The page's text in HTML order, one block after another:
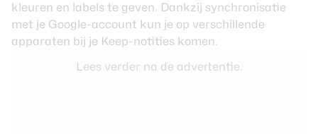
kleuren en labels te geven. Dankzij synchronisatie
met je Google-account kun je op verschillende
apparaten bij je Keep-notities komen.
Lees verder na de advertentie.